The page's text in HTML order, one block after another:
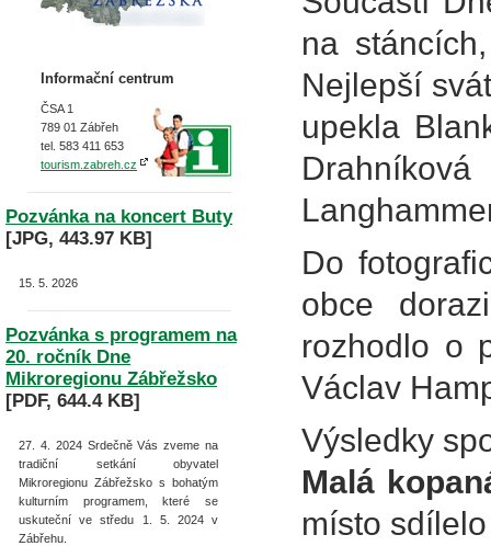
Informační centrum
ČSA 1
789 01 Zábřeh
tel. 583 411 653
tourism.zabreh.cz
Pozvánka na koncert Buty
[JPG, 443.97 KB]
15. 5. 2026
Pozvánka s programem na
20. ročník Dne
Mikroregionu Zábřežsko
[PDF, 644.4 KB]
27. 4. 2024Srdečně Vás zveme na
tradiční setkání obyvatel
Mikroregionu Zábřežsko s bohatým
kulturním programem, které se
uskuteční ve středu 1. 5. 2024 v
Zábřehu.
na
Nejlepší
upekla
Do
obce
rozhodlo o
Václav
Výsledky
Malá
místo